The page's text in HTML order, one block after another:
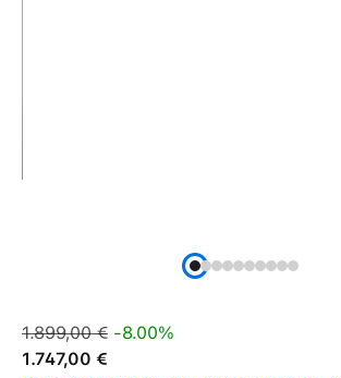
Verkaufspreis:
Regulärer Preis:
1.899,00 € -8.00%
1.747,00 €